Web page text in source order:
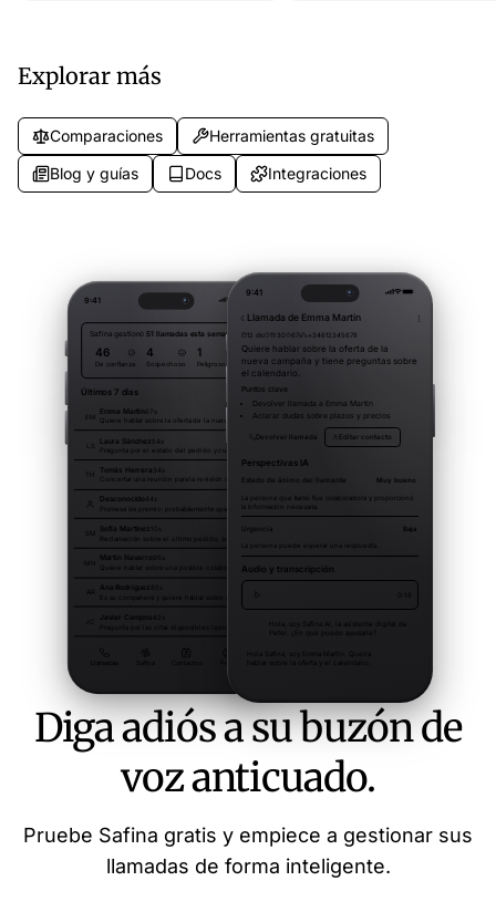
emergencias. Listos para usar.
Explorar más
Comparaciones
Herramientas gratuitas
Blog y guías
Docs Integraciones
Diga adiós a su buzón de
voz anticuado.
Pruebe Safina gratis y empiece a gestionar sus
llamadas de forma inteligente.